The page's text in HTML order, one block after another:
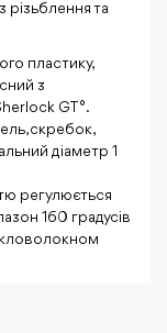
різьблення та
пластику,
з
GT°.
скребок,
діаметр 1
регулюється
160 градусів